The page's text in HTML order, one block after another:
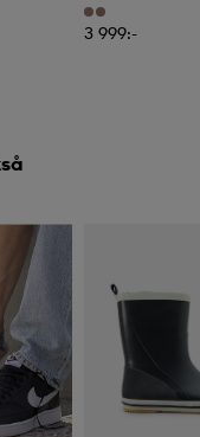
3 999:-